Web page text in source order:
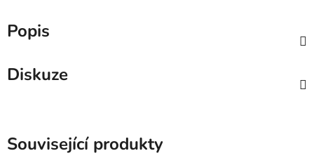
Popis
Diskuze
Související produkty